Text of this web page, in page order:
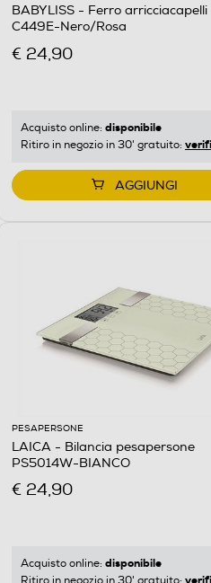
BABYLISS - Ferro arricciacapelli
C449E-Nero/Rosa
€ 24,90
Acquisto online: disponibile
Ritiro in negozio in 30' gratuito:
AGGIUNGI
PESAPERSONE
LAICA - Bilancia pesapersone
PS5014W-BIANCO
€ 24,90
Acquisto online: disponibile